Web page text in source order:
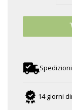
14 giorni